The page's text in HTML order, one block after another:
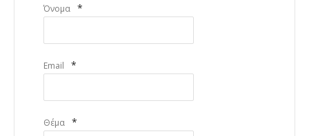
Όνομα *
Email *
Θέμα *